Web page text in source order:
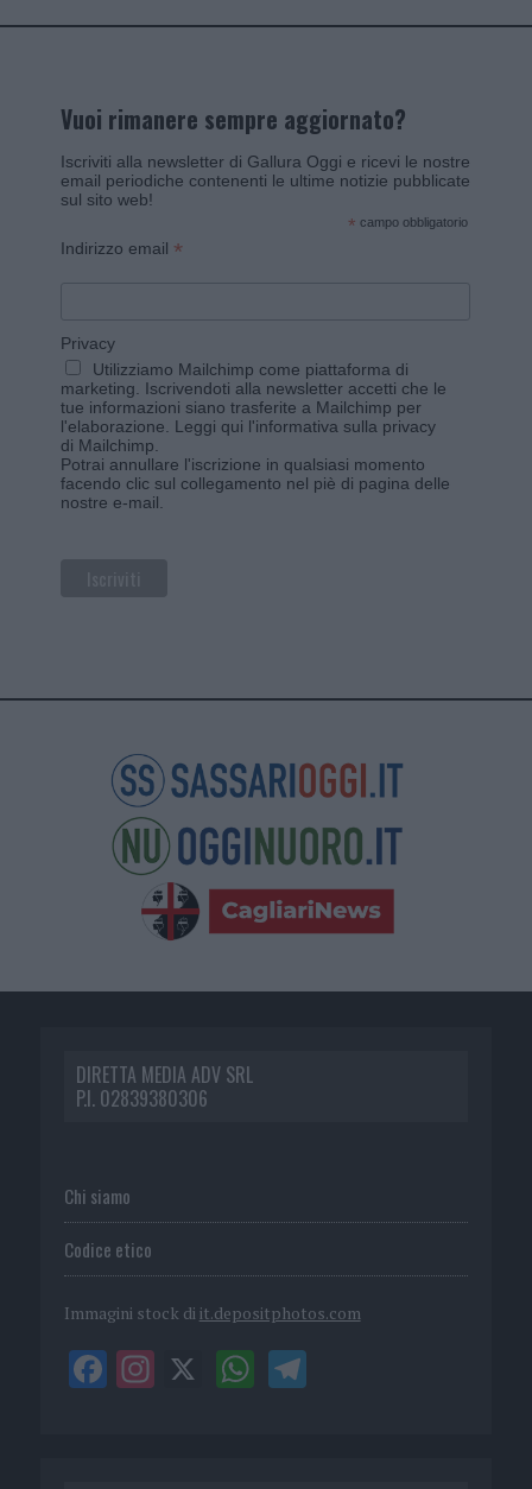
Vuoi rimanere sempre aggiornato?
Iscriviti alla newsletter di Gallura Oggi e ricevi le nostre
email periodiche contenenti le ultime notizie pubblicate
sul sito web!
* campo obbligatorio
Indirizzo email *
Privacy
Utilizziamo Mailchimp come piattaforma di
marketing. Iscrivendoti alla newsletter accetti che le
tue informazioni siano trasferite a Mailchimp per
l'elaborazione. Leggi qui l'informativa sulla privacy
di Mailchimp
Potrai annullare l'iscrizione in qualsiasi momento
facendo clic sul collegamento nel piè di pagina delle
nostre e-mail.
DIRETTA MEDIA ADV SRL
P.I. 02839380306
Chi siamo
Codice etico
Immagini stock di it.depositphotos.com